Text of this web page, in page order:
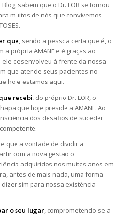
sabem que o Dr. LOR se tornou
muitos de nós que convivemos
que, sendo a pessoa certa que é, o
a própria AMANF e é graças ao
desenvolveu à frente da nossa
que atende seus pacientes no
hoje estamos aqui.
recebi , do próprio Dr. LOR, o
que hoje preside a AMANF. Ao
dos desafios de suceder
que a vontade de dividir a
com a nova gestão o
adquiridos nos muitos anos em
antes de mais nada, uma forma
sim para nossa existência
o seu lugar, comprometendo-se a